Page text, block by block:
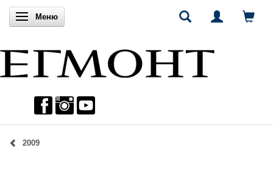
Включи навигацията
Меню
2009